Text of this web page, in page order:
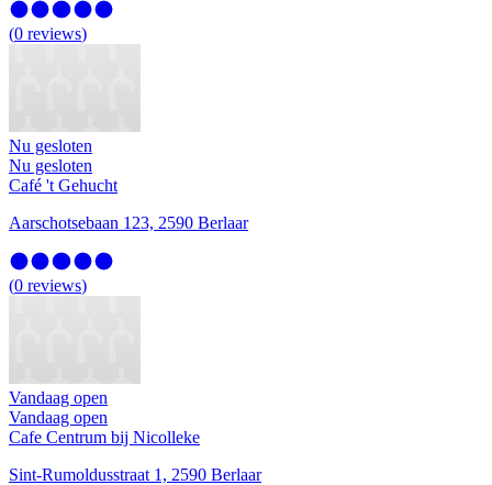
(0 reviews)
Nu gesloten
Nu gesloten
Café 't Gehucht
Aarschotsebaan 123, 2590 Berlaar
(0 reviews)
Vandaag open
Vandaag open
Cafe Centrum bij Nicolleke
Sint-Rumoldusstraat 1, 2590 Berlaar